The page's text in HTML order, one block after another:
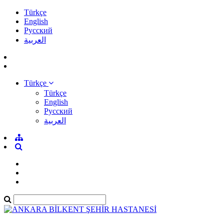
Türkçe
English
Pусский
العربية
Türkçe
Türkçe
English
Pусский
العربية